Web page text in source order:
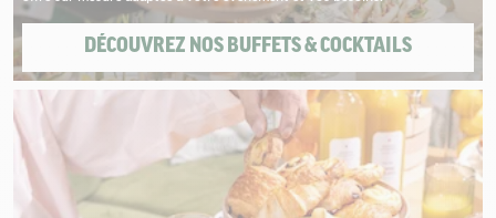
DÉCOUVREZ NOS BUFFETS & COCKTAILS